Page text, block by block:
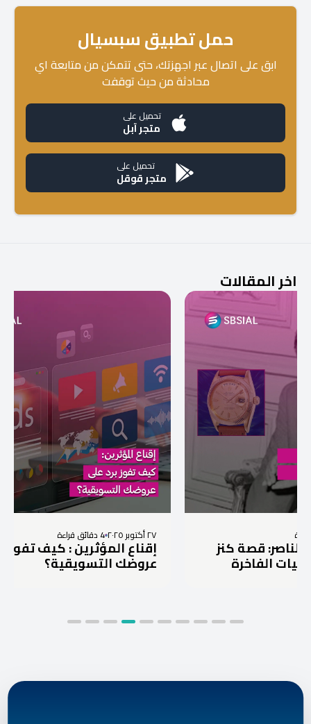
حمل تطبيق سبسيال
ابق على اتصال عبر اجهزتك، حتى تتمكن من متابعة اي
محادثة من حيث توقفت
تحميل على
متجر آبل
تحميل على
متجر قوقل
اخر المقالات
كنز
4 دقائق قراءة
إقناع المؤثرين : كيف تفوز برد على
عروضك التسويقية؟